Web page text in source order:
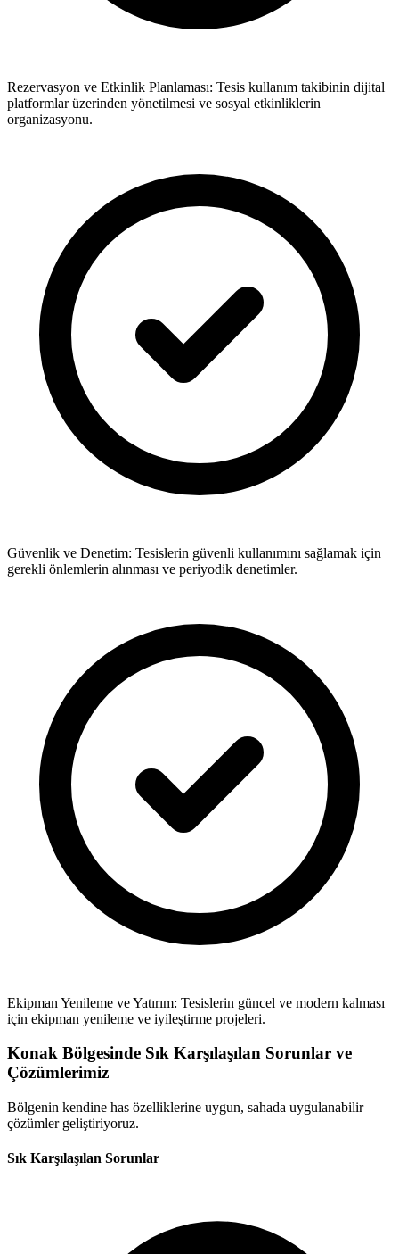
Rezervasyon ve Etkinlik Planlaması: Tesis kullanım takibinin dijital
platformlar üzerinden yönetilmesi ve sosyal etkinliklerin
organizasyonu.
Güvenlik ve Denetim: Tesislerin güvenli kullanımını sağlamak için
gerekli önlemlerin alınması ve periyodik denetimler.
Ekipman Yenileme ve Yatırım: Tesislerin güncel ve modern kalması
için ekipman yenileme ve iyileştirme projeleri.
Konak Bölgesinde Sık Karşılaşılan Sorunlar ve
Çözümlerimiz
Bölgenin kendine has özelliklerine uygun, sahada uygulanabilir
çözümler geliştiriyoruz.
Sık Karşılaşılan Sorunlar